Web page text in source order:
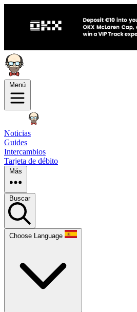
Menú
Noticias
Guides
Intercambios
Tarjeta de débito
Más
Buscar
Choose Language